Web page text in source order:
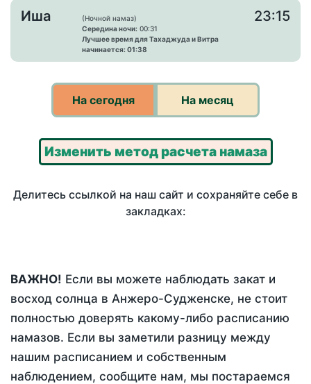
Иша
(Ночной намаз)
Середина ночи: 00:31
Лучшее время для Тахаджуда и Витра
начинается: 01:38
23:15
На сегодня На месяц
Изменить метод расчета намаза
Делитесь ссылкой на наш сайт и сохраняйте себе в
закладках:
ВАЖНО! Если вы можете наблюдать закат и
восход солнца в Анжеро-Судженске, не стоит
полностью доверять какому-либо расписанию
намазов. Если вы заметили разницу между
нашим расписанием и собственным
наблюдением, сообщите нам, мы постараемся